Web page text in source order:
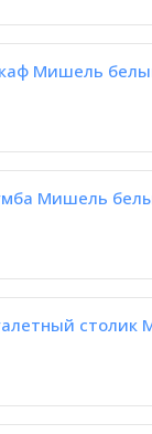
Мишель
Мишель